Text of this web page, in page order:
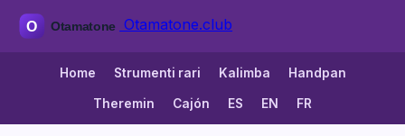
Otamatone.club
Home Strumenti rari Kalimba Handpan
Theremin Cajón ES EN FR